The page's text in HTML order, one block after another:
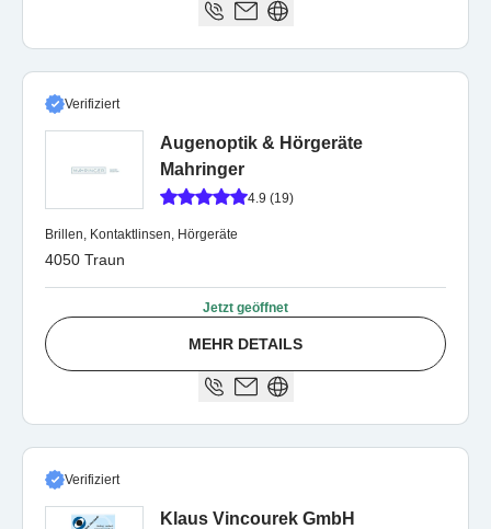
Verifiziert
Augenoptik & Hörgeräte
Mahringer
4.9 (19)
Brillen, Kontaktlinsen, Hörgeräte
4050 Traun
Jetzt geöffnet
MEHR DETAILS
Verifiziert
Klaus Vincourek GmbH